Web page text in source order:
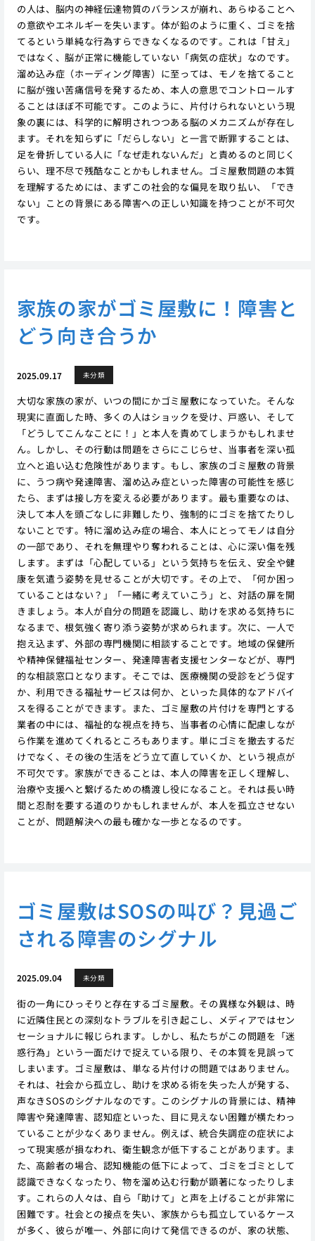
の人は、脳内の神経伝達物質のバランスが崩れ、あらゆることへ
の意欲やエネルギーを失います。体が鉛のように重く、ゴミを捨
てるという単純な行為すらできなくなるのです。これは「甘え」
ではなく、脳が正常に機能していない「病気の症状」なのです。
溜め込み症（ホーディング障害）に至っては、モノを捨てること
に脳が強い苦痛信号を発するため、本人の意思でコントロールす
ることはほぼ不可能です。このように、片付けられないという現
象の裏には、科学的に解明されつつある脳のメカニズムが存在し
ます。それを知らずに「だらしない」と一言で断罪することは、
足を骨折している人に「なぜ走れないんだ」と責めるのと同じく
らい、理不尽で残酷なことかもしれません。ゴミ屋敷問題の本質
を理解するためには、まずこの社会的な偏見を取り払い、「でき
ない」ことの背景にある障害への正しい知識を持つことが不可欠
です。
家族の家がゴミ屋敷に！障害と
どう向き合うか
2025.09.17 未分類
大切な家族の家が、いつの間にかゴミ屋敷になっていた。そんな
現実に直面した時、多くの人はショックを受け、戸惑い、そして
「どうしてこんなことに！」と本人を責めてしまうかもしれませ
ん。しかし、その行動は問題をさらにこじらせ、当事者を深い孤
立へと追い込む危険性があります。もし、家族のゴミ屋敷の背景
に、うつ病や発達障害、溜め込み症といった障害の可能性を感じ
たら、まずは接し方を変える必要があります。最も重要なのは、
決して本人を頭ごなしに非難したり、強制的にゴミを捨てたりし
ないことです。特に溜め込み症の場合、本人にとってモノは自分
の一部であり、それを無理やり奪われることは、心に深い傷を残
します。まずは「心配している」という気持ちを伝え、安全や健
康を気遣う姿勢を見せることが大切です。その上で、「何か困っ
ていることはない？」「一緒に考えていこう」と、対話の扉を開
きましょう。本人が自分の問題を認識し、助けを求める気持ちに
なるまで、根気強く寄り添う姿勢が求められます。次に、一人で
抱え込まず、外部の専門機関に相談することです。地域の保健所
や精神保健福祉センター、発達障害者支援センターなどが、専門
的な相談窓口となります。そこでは、医療機関の受診をどう促す
か、利用できる福祉サービスは何か、といった具体的なアドバイ
スを得ることができます。また、ゴミ屋敷の片付けを専門とする
業者の中には、福祉的な視点を持ち、当事者の心情に配慮しなが
ら作業を進めてくれるところもあります。単にゴミを撤去するだ
けでなく、その後の生活をどう立て直していくか、という視点が
不可欠です。家族ができることは、本人の障害を正しく理解し、
治療や支援へと繋げるための橋渡し役になること。それは長い時
間と忍耐を要する道のりかもしれませんが、本人を孤立させない
ことが、問題解決への最も確かな一歩となるのです。
ゴミ屋敷はSOSの叫び？見過ご
される障害のシグナル
2025.09.04 未分類
街の一角にひっそりと存在するゴミ屋敷。その異様な外観は、時
に近隣住民との深刻なトラブルを引き起こし、メディアではセン
セーショナルに報じられます。しかし、私たちがこの問題を「迷
惑行為」という一面だけで捉えている限り、その本質を見誤って
しまいます。ゴミ屋敷は、単なる片付けの問題ではありません。
それは、社会から孤立し、助けを求める術を失った人が発する、
声なきSOSのシグナルなのです。このシグナルの背景には、精神
障害や発達障害、認知症といった、目に見えない困難が横たわっ
ていることが少なくありません。例えば、統合失調症の症状によ
って現実感が損なわれ、衛生観念が低下することがあります。ま
た、高齢者の場合、認知機能の低下によって、ゴミをゴミとして
認識できなくなったり、物を溜め込む行動が顕著になったりしま
す。これらの人々は、自ら「助けて」と声を上げることが非常に
困難です。社会との接点を失い、家族からも孤立しているケース
が多く、彼らが唯一、外部に向けて発信できるのが、家の状態、